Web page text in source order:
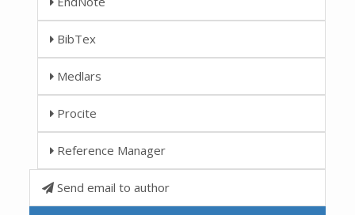
BibTex
Medlars
Procite
Reference Manager
Send email to author